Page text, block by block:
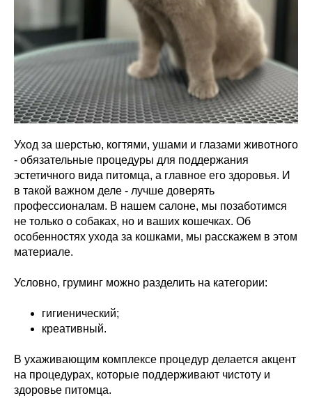
Уход за шерстью, когтями, ушами и глазами животного
- обязательные процедуры для поддержания
эстетичного вида питомца, а главное его здоровья. И
в такой важном деле - лучше доверять
профессионалам. В нашем салоне, мы позаботимся
не только о собаках, но и ваших кошечках. Об
особенностях ухода за кошками, мы расскажем в этом
материале.
Условно, груминг можно разделить на категории:
гигиенический;
креативный.
В ухаживающим комплексе процедур делается акцент
на процедурах, которые поддерживают чистоту и
здоровье питомца.